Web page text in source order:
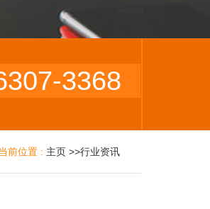
3368
前位置 : 主页 >>行业资讯